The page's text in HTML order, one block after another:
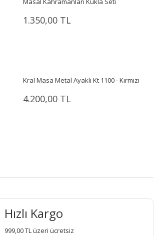
1.350,00 TL
Kral Masa Metal Ayaklı Kt 1100 - Kırmızı
4.200,00 TL
Hızlı Kargo
999,00 TL üzeri ücretsiz